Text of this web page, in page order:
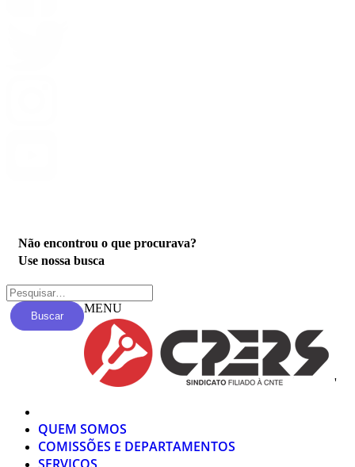
Não encontrou o que procurava?
Use nossa busca
Buscar
MENU
'
QUEM SOMOS
COMISSÕES E DEPARTAMENTOS